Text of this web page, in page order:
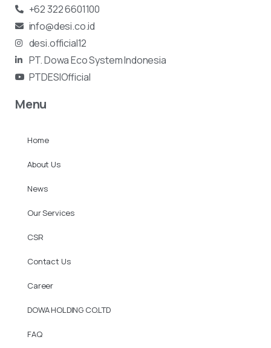
+62 322 6601100
info@desi.co.id
desi.official12
PT. Dowa Eco System Indonesia
PTDESIOfficial
Menu
Home
About Us
News
Our Services
CSR
Contact Us
Career
DOWA HOLDING CO.LTD
FAQ